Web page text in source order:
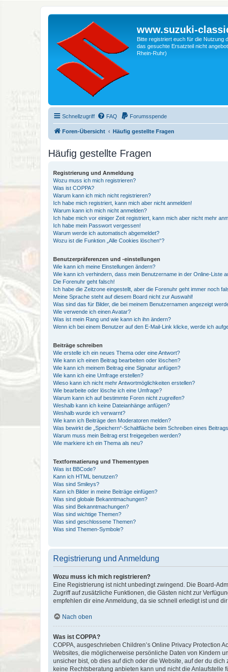
www.suzuki-
Bitte registriert euch für die Nutzung
das gesuchte Ersatzteil nicht
Rhein-Ruhr)
Schnellzugriff FAQ Forumsspende
Foren-Übersicht Häufig gestellte Fragen
Häufig gestellte Fragen
Registrierung und Anmeldung
Wozu muss ich mich registrieren?
Was ist COPPA?
Warum kann ich mich nicht registrieren?
Ich habe mich registriert, kann mich aber nicht anmelden!
Warum kann ich mich nicht anmelden?
Ich habe mich vor einiger Zeit registriert, kann mich aber nicht mehr
Ich habe mein Passwort vergessen!
Warum werde ich automatisch abgemeldet?
Wozu ist die Funktion „Alle Cookies löschen“?
Benutzerpräferenzen und -einstellungen
Wie kann ich meine Einstellungen ändern?
Wie kann ich verhindern, dass mein Benutzername in der Online-Liste
Die Forenuhr geht falsch!
Ich habe die Zeitzone eingestellt, aber die Forenuhr geht immer noch
Meine Sprache steht auf diesem Board nicht zur Auswahl!
Was sind das für Bilder, die bei meinem Benutzernamen angezeigt
Wie verwende ich einen Avatar?
Was ist mein Rang und wie kann ich ihn ändern?
Wenn ich bei einem Benutzer auf den E-Mail-Link klicke, werde ich
Beiträge schreiben
Wie erstelle ich ein neues Thema oder eine Antwort?
Wie kann ich einen Beitrag bearbeiten oder löschen?
Wie kann ich meinem Beitrag eine Signatur anfügen?
Wie kann ich eine Umfrage erstellen?
Wieso kann ich nicht mehr Antwortmöglichkeiten erstellen?
Wie bearbeite oder lösche ich eine Umfrage?
Warum kann ich auf bestimmte Foren nicht zugreifen?
Weshalb kann ich keine Dateianhänge anfügen?
Weshalb wurde ich verwarnt?
Wie kann ich Beiträge den Moderatoren melden?
Was bewirkt die „Speichern“-Schaltfläche beim Schreiben eines
Warum muss mein Beitrag erst freigegeben werden?
Wie markiere ich ein Thema als neu?
Textformatierung und Thementypen
Was ist BBCode?
Kann ich HTML benutzen?
Was sind Smileys?
Kann ich Bilder in meine Beiträge einfügen?
Was sind globale Bekanntmachungen?
Was sind Bekanntmachungen?
Was sind wichtige Themen?
Was sind geschlossene Themen?
Was sind Themen-Symbole?
Registrierung und Anmeldung
Wozu muss ich mich registrieren?
Eine Registrierung ist nicht unbedingt zwingend. Die Board-
Zugriff auf zusätzliche Funktionen, die Gästen nicht zur
empfehlen dir eine Anmeldung, da sie schnell erledigt ist und
Nach oben
Was ist COPPA?
COPPA, ausgeschrieben Children’s Online Privacy Protection
Websites, die möglicherweise persönliche Daten von Kindern
unsicher bist, ob dies auf dich oder die Website, auf der du
keine Rechtsberatung anbieten kann und nicht die